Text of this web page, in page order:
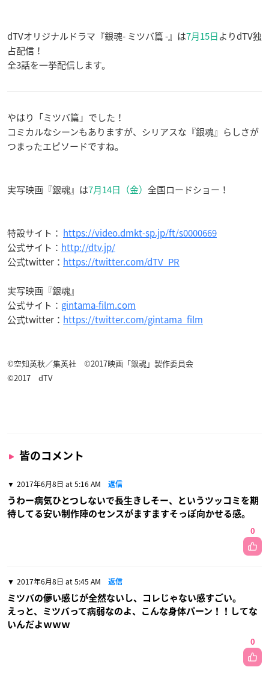
dTVオリジナルドラマ『銀魂- ミツバ篇 -』は7月15日よりdTV独
占配信！
全3話を一挙配信します。
やはり「ミツバ篇」でした！
コミカルなシーンもありますが、シリアスな『銀魂』らしさが
つまったエピソードですね。
実写映画『銀魂』は7月14日（金） 全国ロードショー！
特設サイト： https://video.dmkt-sp.jp/ft/s0000669
公式サイト： http://dtv.jp/
公式twitter： https://twitter.com/dTV_PR
実写映画『銀魂』
公式サイト： gintama-film.com
公式twitter： https://twitter.com/gintama_film
©空知英秋／集英社 ©2017映画「銀魂」製作委員会
©2017 dTV
皆のコメント
2017年6月8日 at 5:16 AM 返信
うわー病気ひとつしないで長生きしそー、というツッコミを期
待してる安い制作陣のセンスがますますそっぽ向かせる感。
0
2017年6月8日 at 5:45 AM 返信
ミツバの儚い感じが全然ないし、コレじゃない感すごい。
えっと、ミツバって病弱なのよ、こんな身体パーン！！してな
いんだよｗｗｗ
0